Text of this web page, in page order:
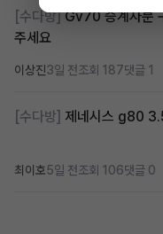
[수다방] Gv70 승계자분
주세요
이상진3일 전조회 187댓글 1
[수다방] 제네시스 g80
최이호5일 전조회 106댓글 0